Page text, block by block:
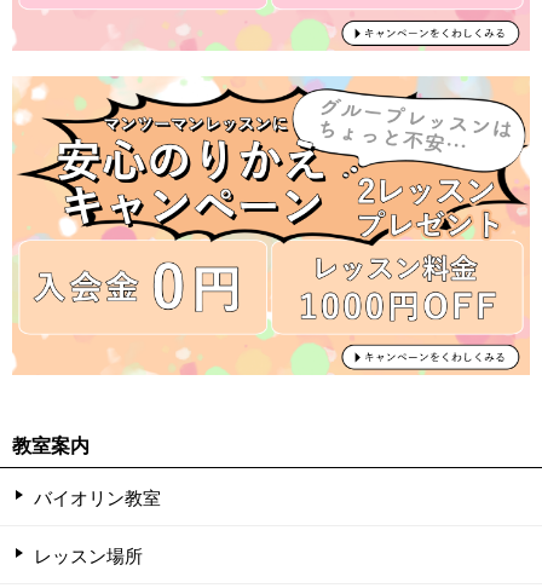
教室案内
バイオリン教室
レッスン場所